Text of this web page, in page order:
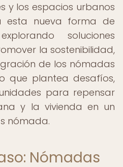
y los espacios urbanos
nueva forma de
soluciones
la sostenibilidad,
de los nómadas
que plantea desafíos,
para repensar
y la vivienda en un
nómada.
Nómadas